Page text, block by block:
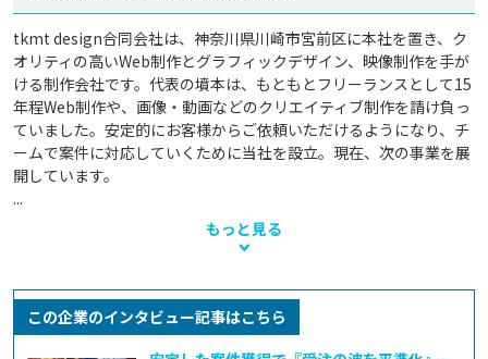
tkmt design合同会社は、神奈川県川崎市宮前区に本社を置き、ク
オリティの高いWeb制作とグラフィックデザイン、映像制作を手が
ける制作会社です。代表の墳本は、もともとフリーランスとして15
年程Web制作や、画像・動画などのクリエイティブ制作を請け負っ
ていました。安定的にお客様からご依頼いただけるようになり、チ
ームで案件に対応していくために当社を設立。現在、次の事業を展
開しています。
...
もっと見る
この企業のインタビュー記事はこちら